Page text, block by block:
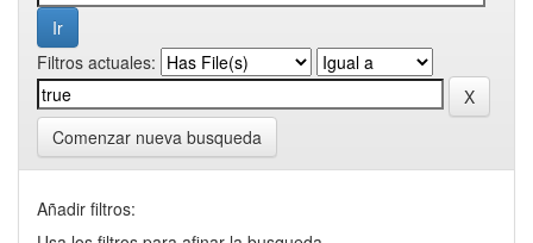
Filtros actuales:
Comenzar nueva busqueda
Añadir filtros: